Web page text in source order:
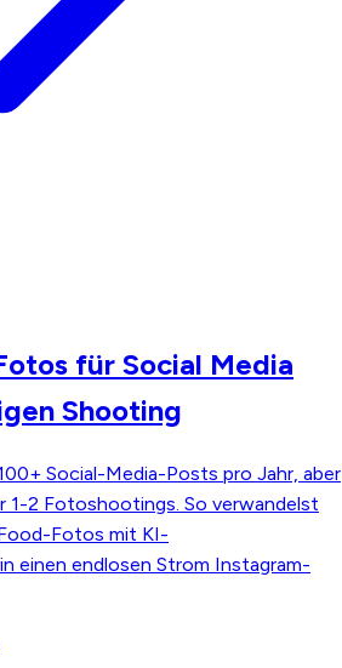
für Social Media
Shooting
Social-Media-Posts pro Jahr, aber
1-2 Fotoshootings. So verwandelst
Fotos mit KI-
einen endlosen Strom Instagram-